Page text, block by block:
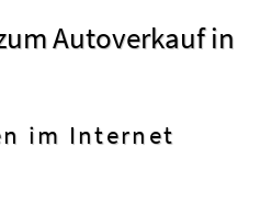
Autoverkauf in
im Internet